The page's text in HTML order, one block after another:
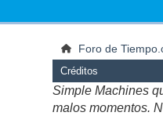
Foro de
Créditos
Simple Machines
malos momentos.